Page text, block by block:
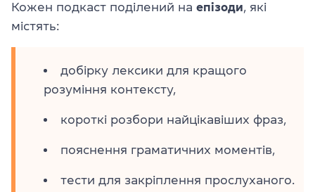
Кожен подкаст поділений на епізоди, які
містять:
добірку лексики для кращого
розуміння контексту,
короткі розбори найцікавіших фраз,
пояснення граматичних моментів,
тести для закріплення прослуханого.